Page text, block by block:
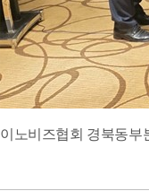
이노비즈협회 경북동부